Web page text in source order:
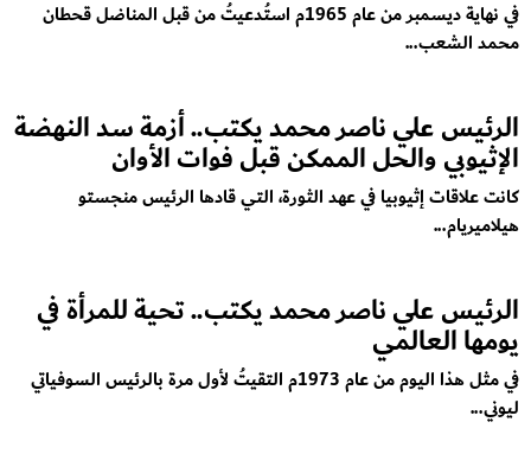
في نهاية ديسمبر من عام 1965م استُدعيتُ من قبل المناضل قحطان
محمد الشعب...
الرئيس علي ناصر محمد يكتب.. أزمة سد النهضة
الإثيوبي والحل الممكن قبل فوات الأوان
كانت علاقات إثيوبيا في عهد الثورة، التي قادها الرئيس منجستو
هيلاميريام...
الرئيس علي ناصر محمد يكتب.. تحية للمرأة في
يومها العالمي
في مثل هذا اليوم من عام 1973م التقيتُ لأول مرة بالرئيس السوفياتي
ليوني...